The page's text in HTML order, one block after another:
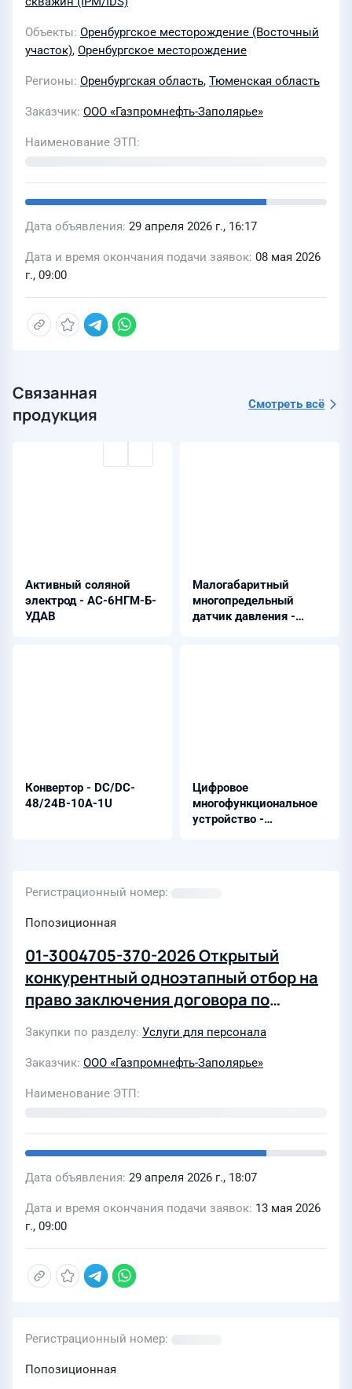
«Газпромнефть-Заполярье» в 2026-
Объекты Оренбургское месторождение (Восточный
участок), Оренбургское месторождение
Регионы Оренбургская область, Тюменская область
Заказчик ООО «Газпромнефть-Заполярье»
Наименование ЭТП
Дата объявления 29 апреля 2026 г., 16:17
Дата и время окончания подачи заявок 08 мая 2026
г., 09:00
Связанная
продукция
Смотреть всё
Активный соляной
электрод - АС-6НГМ-Б-
УДАВ
Малогабаритный
многопредельный
датчик давления -
Конвертор - DC/DC-
48/24B-10A-1U
Цифровое
многофункциональное
устройство -
Регистрационный номер
Попозиционная
01-3004705-370-2026 Открытый
конкурентный одноэтапный отбор на
право заключения договора по
спортивно-оздоровительных,
культурно-массовых и
корпоративных мероприятий 2026-
Закупки по разделу Услуги для персонала
Заказчик ООО «Газпромнефть-Заполярье»
Наименование ЭТП
Дата объявления 29 апреля 2026 г., 18:07
Дата и время окончания подачи заявок 13 мая 2026
г., 09:00
Регистрационный номер
Попозиционная